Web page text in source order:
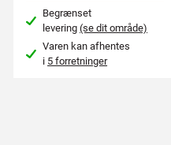
Begrænset
levering(se dit område)
Varen kan afhentes
i 5 forretninger